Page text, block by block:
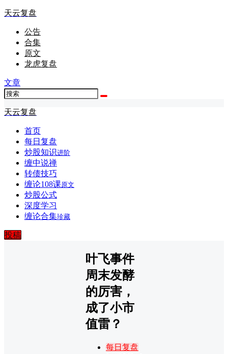
天云复盘
公告
合集
原文
龙虎复盘
文章
天云复盘
首页
每日复盘
炒股知识进阶
缠中说禅
转债技巧
缠论108课原文
炒股公式
深度学习
缠论合集珍藏
投稿
叶飞事件
周末发酵
的厉害，
成了小市
值雷？
每日复盘